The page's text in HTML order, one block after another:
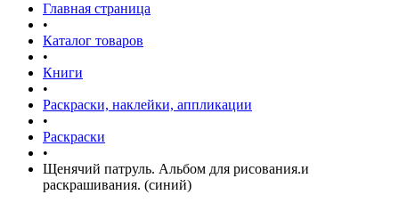
Главная страница
•
Каталог товаров
•
Книги
•
Раскраски, наклейки, аппликации
•
Раскраски
•
Щенячий патруль. Альбом для рисования.и
раскрашивания. (синий)